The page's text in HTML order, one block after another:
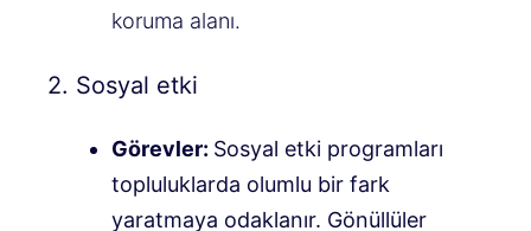
koruma alanı.
2. Sosyal etki
Görevler: Sosyal etki programları
topluluklarda olumlu bir fark
yaratmaya odaklanır. Gönüllüler